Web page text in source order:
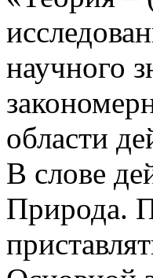
научного
облаcти
В слове
Природа.